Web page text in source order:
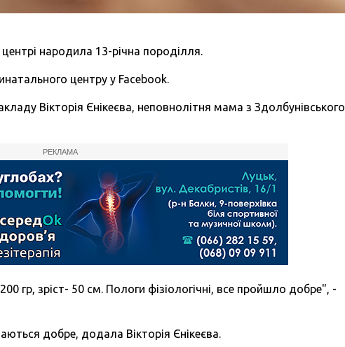
центрі народила 13-річна породілля.
центру у Facebook.
Вікторія Єнікеєва, неповнолітня мама з Здолбунівського
РЕКЛАМА
гр, зріст- 50 см. Пологи фізіологічні, все пройшло добре", -
добре, додала Вікторія Єнікеєва.